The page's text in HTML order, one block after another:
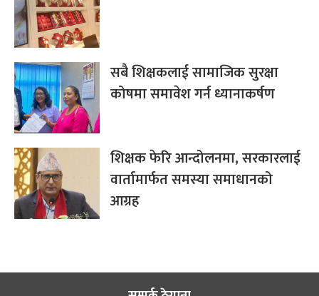
सबै शिक्षकलाई सामाजिक सुरक्षा
कोषमा समावेश गर्न ध्यानाकर्षण
शिक्षक फेरि आन्दोलनमा, सरकारलाई
वार्तामार्फत समस्या समाधानको
आग्रह